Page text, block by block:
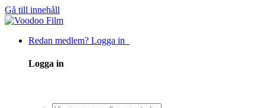
Gå till innehåll
Redan medlem? Logga in
Logga in